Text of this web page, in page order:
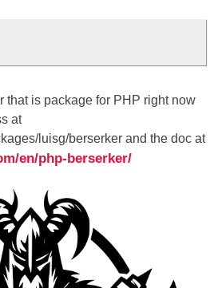
that is package for PHP right now
at
luisg/berserker and the doc at
en/php-berserker/